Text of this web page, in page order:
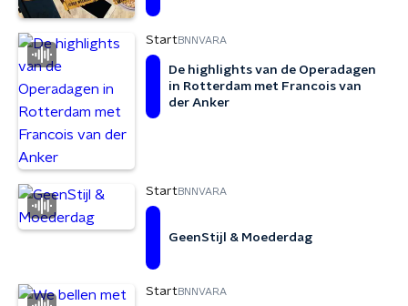
StartBNNVARA
De highlights van de Operadagen
in Rotterdam met Francois van
der Anker
StartBNNVARA
GeenStijl & Moederdag
StartBNNVARA